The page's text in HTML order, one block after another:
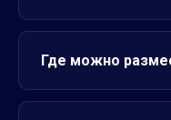
Где можно